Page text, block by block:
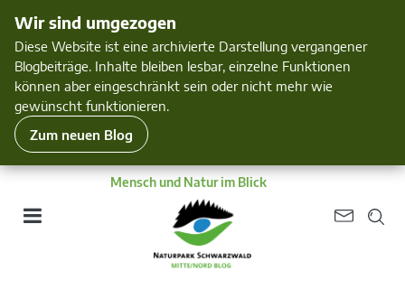
Wir sind umgezogen
Diese Website ist eine archivierte Darstellung vergangener
Blogbeiträge. Inhalte bleiben lesbar, einzelne Funktionen
können aber eingeschränkt sein oder nicht mehr wie
gewünscht funktionieren.
Zum neuen Blog
Mensch und Natur im Blick